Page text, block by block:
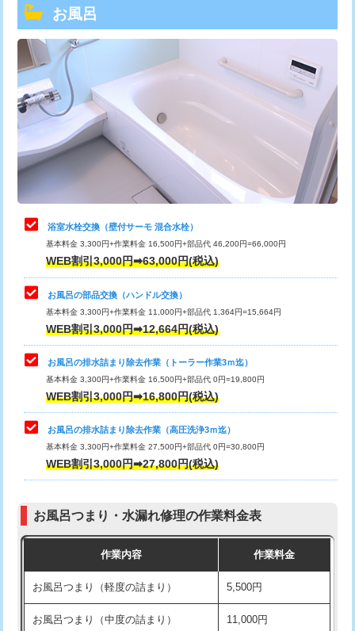
トーラー機使用/3mまで
追加トーラー機使用/3m超え
カメラ調査 33,000円
桝清掃 8,800円
止水・漏水調査・防水処理・清掃・修
理・調整・分解・加工など（軽作業）
止水・漏水調査・防水処理・清掃・修
理・調整・分解・加工など（中作業）
22,000円
止水・漏水調査・防水処理・清掃・修
理・調整・分解・加工など（重作業）
33,000円
トイレタンク脱着
トイレ便器脱着
タンクレストイレ脱着 33,000円
小便器トイレ脱着
その他部品の脱着 8,800円～
交換・取付（タンク）
交換・取付（普通便座） 11,000円+材料費
交換・取付（温水洗浄便座） 16,500円+材料費
交換・取付(単水栓（壁付・デッキ
式）)
13,200円+材料費
お風呂
浴室水栓交換（壁付サーモ 混合水栓）
基本料金 3,300円+作業料金 16,500円+部品代 46,200円=66,000円
WEB割引3,000円➡63,000円(税込)
お風呂の部品交換（ハンドル交換）
基本料金 3,300円+作業料金 11,000円+部品代 1,364円=15,664円
WEB割引3,000円➡12,664円(税込)
お風呂の排水詰まり除去作業（トーラー作業3ｍ迄）
基本料金 3,300円+作業料金 16,500円+部品代 0円=19,800円
WEB割引3,000円➡16,800円(税込)
お風呂の排水詰まり除去作業（高圧洗浄3ｍ迄）
基本料金 3,300円+作業料金 27,500円+部品代 0円=30,800円
WEB割引3,000円➡27,800円(税込)
お風呂つまり・水漏れ修理の作業料金表
作業内容 作業料金
お風呂つまり（軽度の詰まり） 5,500円
お風呂つまり（中度の詰まり） 11,000円